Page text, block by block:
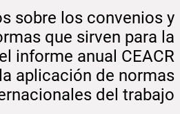
sobre los convenios y
que sirven para la
informe anual CEACR
aplicación de normas
del trabajo.